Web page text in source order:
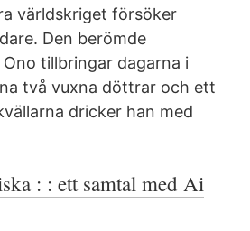
världskriget försöker
Den berömde
tillbringar dagarna i
två vuxna döttrar och ett
dricker han med
: : ett samtal med Ai